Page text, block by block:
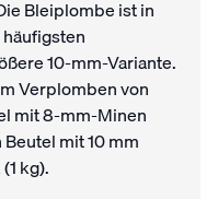
Bleiplombe ist in
10-mm-Variante.
Verplomben von
mit 8-mm-Minen
Beutel mit 10 mm
kg).